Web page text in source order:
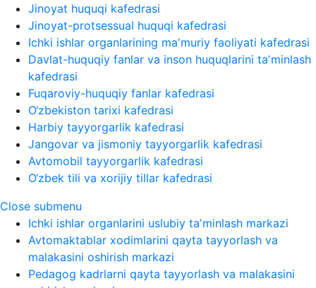
Jinoyat huquqi kafedrasi
Jinoyat-protsessual huquqi kafedrasi
Ichki ishlar organlarining maʼmuriy faoliyati kafedrasi
Davlat-huquqiy fanlar va inson huquqlarini taʼminlash
kafedrasi
Fuqaroviy-huquqiy fanlar kafedrasi
O‘zbekiston tarixi kafedrasi
Harbiy tayyorgarlik kafedrasi
Jangovar va jismoniy tayyorgarlik kafedrasi
Avtomobil tayyorgarlik kafedrasi
O‘zbek tili va xorijiy tillar kafedrasi
Close submenu
Ichki ishlar organlarini uslubiy taʼminlash markazi
Avtomaktablar xodimlarini qayta tayyorlash va
malakasini oshirish markazi
Pedagog kadrlarni qayta tayyorlash va malakasini